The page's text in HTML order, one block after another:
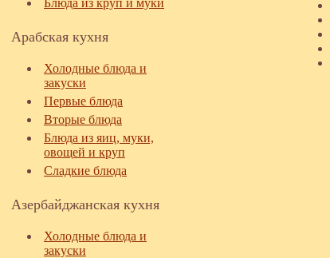
Блюда из круп и муки
Арабская кухня
Холодные блюда и
закуски
Первые блюда
Вторые блюда
Блюда из яиц, муки,
овощей и круп
Сладкие блюда
Азербайджанская кухня
Холодные блюда и
закуски